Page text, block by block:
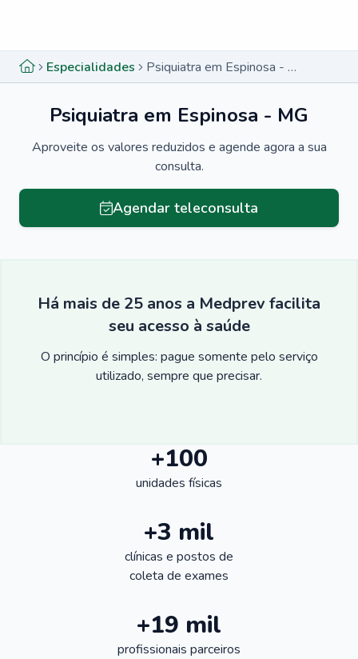
Especialidades Psiquiatra em Espinosa - MG
Psiquiatra em Espinosa - MG
Aproveite os valores reduzidos e agende agora a sua
consulta.
Agendar teleconsulta
Há mais de 25 anos a Medprev facilita
seu acesso à saúde
O princípio é simples: pague somente pelo serviço
utilizado, sempre que precisar.
+100
unidades físicas
+3 mil
clínicas e postos de
coleta de exames
+19 mil
profissionais parceiros